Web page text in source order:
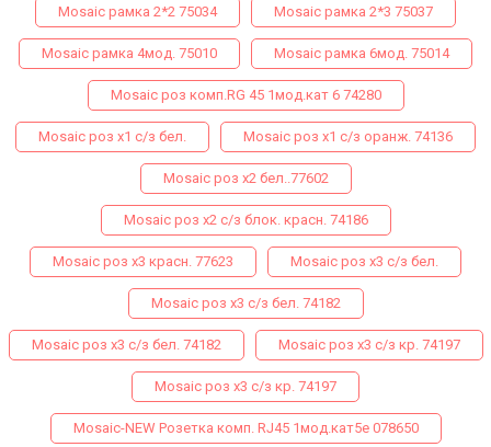
Mosaic рамка 2*2 75034 Mosaic рамка 2*3 75037
Mosaic рамка 4мод. 75010 Mosaic рамка 6мод. 75014
Mosaic роз комп.RG 45 1мод.кат 6 74280
Mosaic роз х1 с/з бел. Mosaic роз х1 с/з оранж. 74136
Mosaic роз х2 бел..77602
Mosaic роз х2 с/з блок. красн. 74186
Mosaic роз х3 красн. 77623 Mosaic роз х3 с/з бел.
Mosaic роз х3 с/з бел. 74182
Mosaic роз х3 с/з бел. 74182 Mosaic роз х3 с/з кр. 74197
Mosaic роз х3 с/з кр. 74197
Mosaic-NEW Розетка комп. RJ45 1мод.кат5е 078650